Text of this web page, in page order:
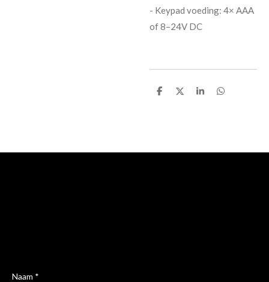
- Keypad voeding: 4× AAA
of 8–24V DC
D
D
S
D
Naam *